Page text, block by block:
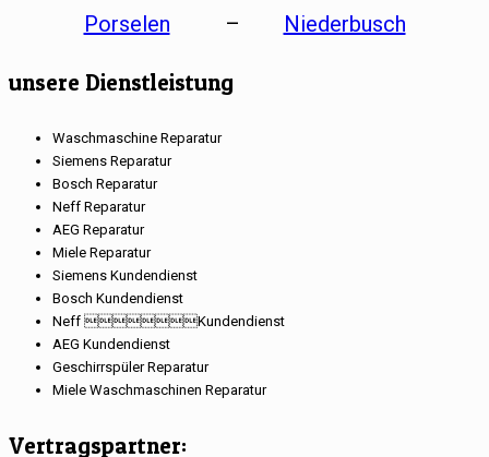
Porselen – Niederbusch
unsere Dienstleistung
Waschmaschine Reparatur
Siemens Reparatur
Bosch Reparatur
Neff Reparatur
AEG Reparatur
Miele Reparatur
Siemens Kundendienst
Bosch Kundendienst
Neff Kundendienst
AEG Kundendienst
Geschirrspüler Reparatur
Miele Waschmaschinen Reparatur
Vertragspartner: